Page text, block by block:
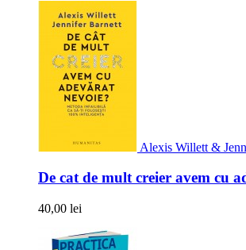
Alexis Willett &
De cat de mult creier avem cu
40,00 lei